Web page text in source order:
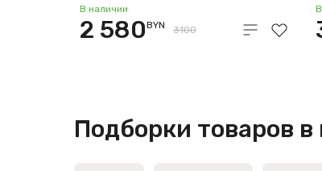
Tab S11 Wi-Fi SM-X730
12GB/512GB (серебристый)
В наличии
2 580BYN 3100
Подборки товаров в